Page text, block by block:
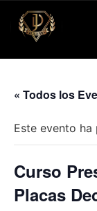
« Todos los
Este evento ha
Curso
Placas